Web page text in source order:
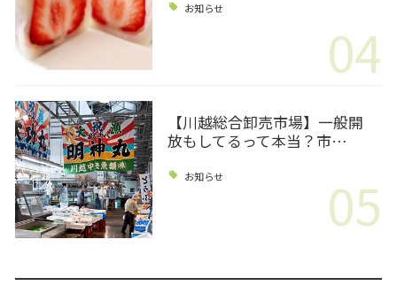
お知らせ
04
【川越総合卸売市場】一般開
放もしてるって本当？市…
お知らせ 05